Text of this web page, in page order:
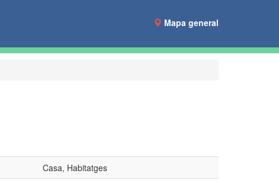
Mapa general
Casa, Habitatges